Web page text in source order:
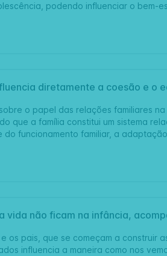
podendo influenciar o bem-
diretamente a coesão e o
o papel das relações familiares
que a família constitui um sistema
do funcionamento familiar, a
vida não ficam na infância,
pais, que se começam a construir
influencia a maneira como nos